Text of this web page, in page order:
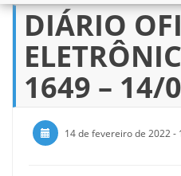
Pular
para
conteúdo
DIÁRIO
1649 – 14/
14 de fevereiro de 2022 -